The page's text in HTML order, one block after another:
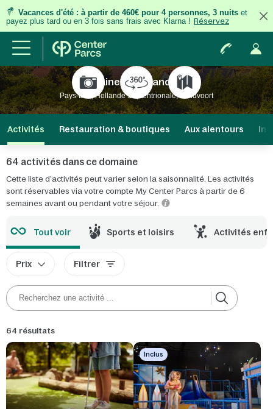
Vacances d'été : à partir de 460€ pour 4 personnes, 3 nuits et
payez plus tard ou en 3 fois sans frais avec Klarna ! Réservez
Domaine Park Zandvoort
Pays-Bas, Hollande Septentrionale, Zandvoort
Activités Restauration & boutiques Aux alentours
64 activités dans ce domaine
Cette liste d’activités peut varier selon la saisonnalité. Les activités
sont réservables via votre compte My Center Parcs à partir de 6
semaines avant ou pendant votre séjour.
Tout voir Sports et loisirs Activités
Prix Filtrer
64 résultats
Inclus